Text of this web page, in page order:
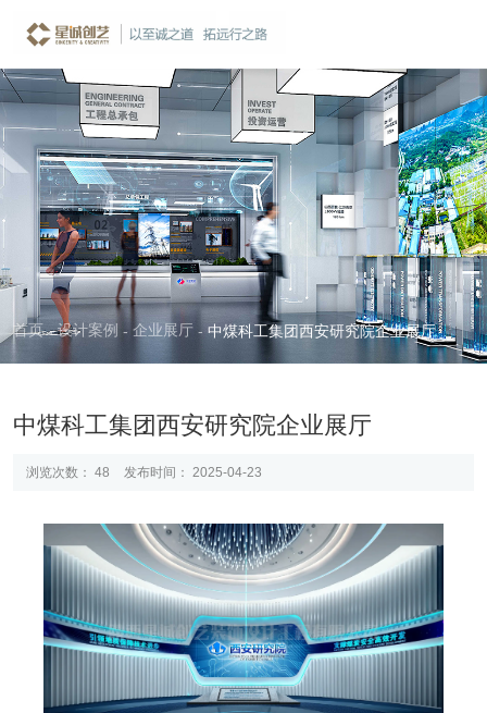
案例详情
CASE
首页-设计案例 - 企业展厅 - 中煤科工集团西安研究院企业展厅
中煤科工集团西安研究院企业展厅
浏览次数： 48 发布时间： 2025-04-23